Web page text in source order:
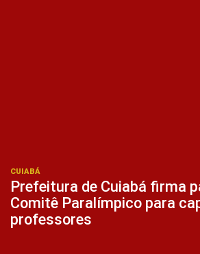
CUIABÁ
Prefeitura de Cuiabá firma
Comitê Paralímpico para
professores